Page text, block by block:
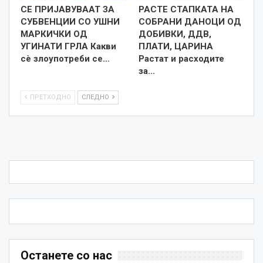
СЕ ПРИЈАВУВААТ ЗА
СУБВЕНЦИИ СО УШНИ
МАРКИЧКИ ОД
УГИНАТИ ГРЛА Какви
сѐ злоупотреби се…
РАСТЕ СТАПКАТА НА
СОБРАНИ ДАНОЦИ ОД
ДОБИВКИ, ДДВ,
ПЛАТИ, ЦАРИНА
Растат и расходите
за…
ПРЕТХОДНО СЛЕДНО
Останете со нас